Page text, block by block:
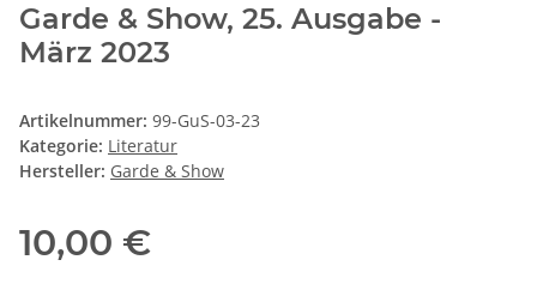
Garde & Show, 25. Ausgabe -
März 2023
Artikelnummer: 99-GuS-03-23
Kategorie: Literatur
Hersteller: Garde & Show
10,00 €